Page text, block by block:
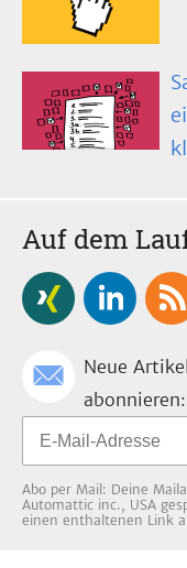
Auf dem
Neue
abonnieren:
Abo per Mail: Deine
Automattic inc., USA
einen enthaltenen Link